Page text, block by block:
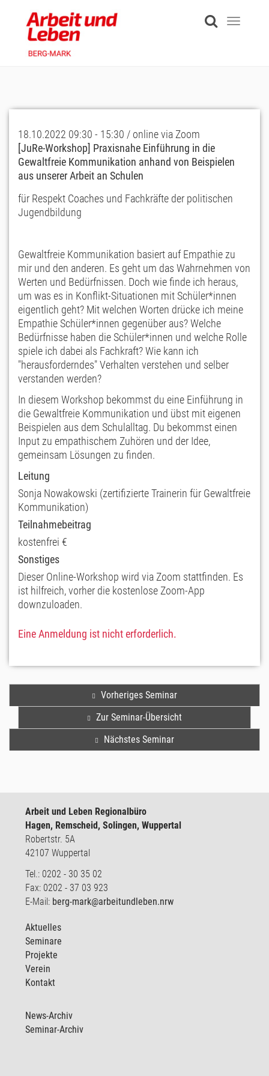
content
Toggle
18.10.2022 09:30 - 15:30 / online via Zoom
[JuRe-Workshop] Praxisnahe Einführung in die
Gewaltfreie Kommunikation anhand von Beispielen
aus unserer Arbeit an Schulen
für Respekt Coaches und Fachkräfte der politischen
Jugendbildung
Gewaltfreie Kommunikation basiert auf Empathie zu
mir und den anderen. Es geht um das Wahrnehmen von
Werten und Bedürfnissen. Doch wie finde ich heraus,
um was es in Konflikt-Situationen mit Schüler*innen
eigentlich geht? Mit welchen Worten drücke ich meine
Empathie Schüler*innen gegenüber aus? Welche
Bedürfnisse haben die Schüler*innen und welche Rolle
spiele ich dabei als Fachkraft? Wie kann ich
"herausforderndes" Verhalten verstehen und selber
verstanden werden?
In diesem Workshop bekommst du eine Einführung in
die Gewaltfreie Kommunikation und übst mit eigenen
Beispielen aus dem Schulalltag. Du bekommst einen
Input zu empathischem Zuhören und der Idee,
gemeinsam Lösungen zu finden.
Leitung
Sonja Nowakowski (zertifizierte Trainerin für Gewaltfreie
Kommunikation)
Teilnahmebeitrag
kostenfrei €
Sonstiges
Dieser Online-Workshop wird via Zoom stattfinden. Es
ist hilfreich, vorher die kostenlose Zoom-App
downzuloaden.
Eine Anmeldung ist nicht erforderlich.
Vorheriges Seminar
Zur Seminar-Übersicht
Nächstes Seminar
Arbeit und Leben Regionalbüro
Hagen, Remscheid, Solingen, Wuppertal
Robertstr. 5A
42107 Wuppertal
Tel.: 0202 - 30 35 02
Fax: 0202 - 37 03 923
E-Mail: berg-mark@arbeitundleben.nrw
Aktuelles
Seminare
Projekte
Verein
Kontakt
News-Archiv
Seminar-Archiv